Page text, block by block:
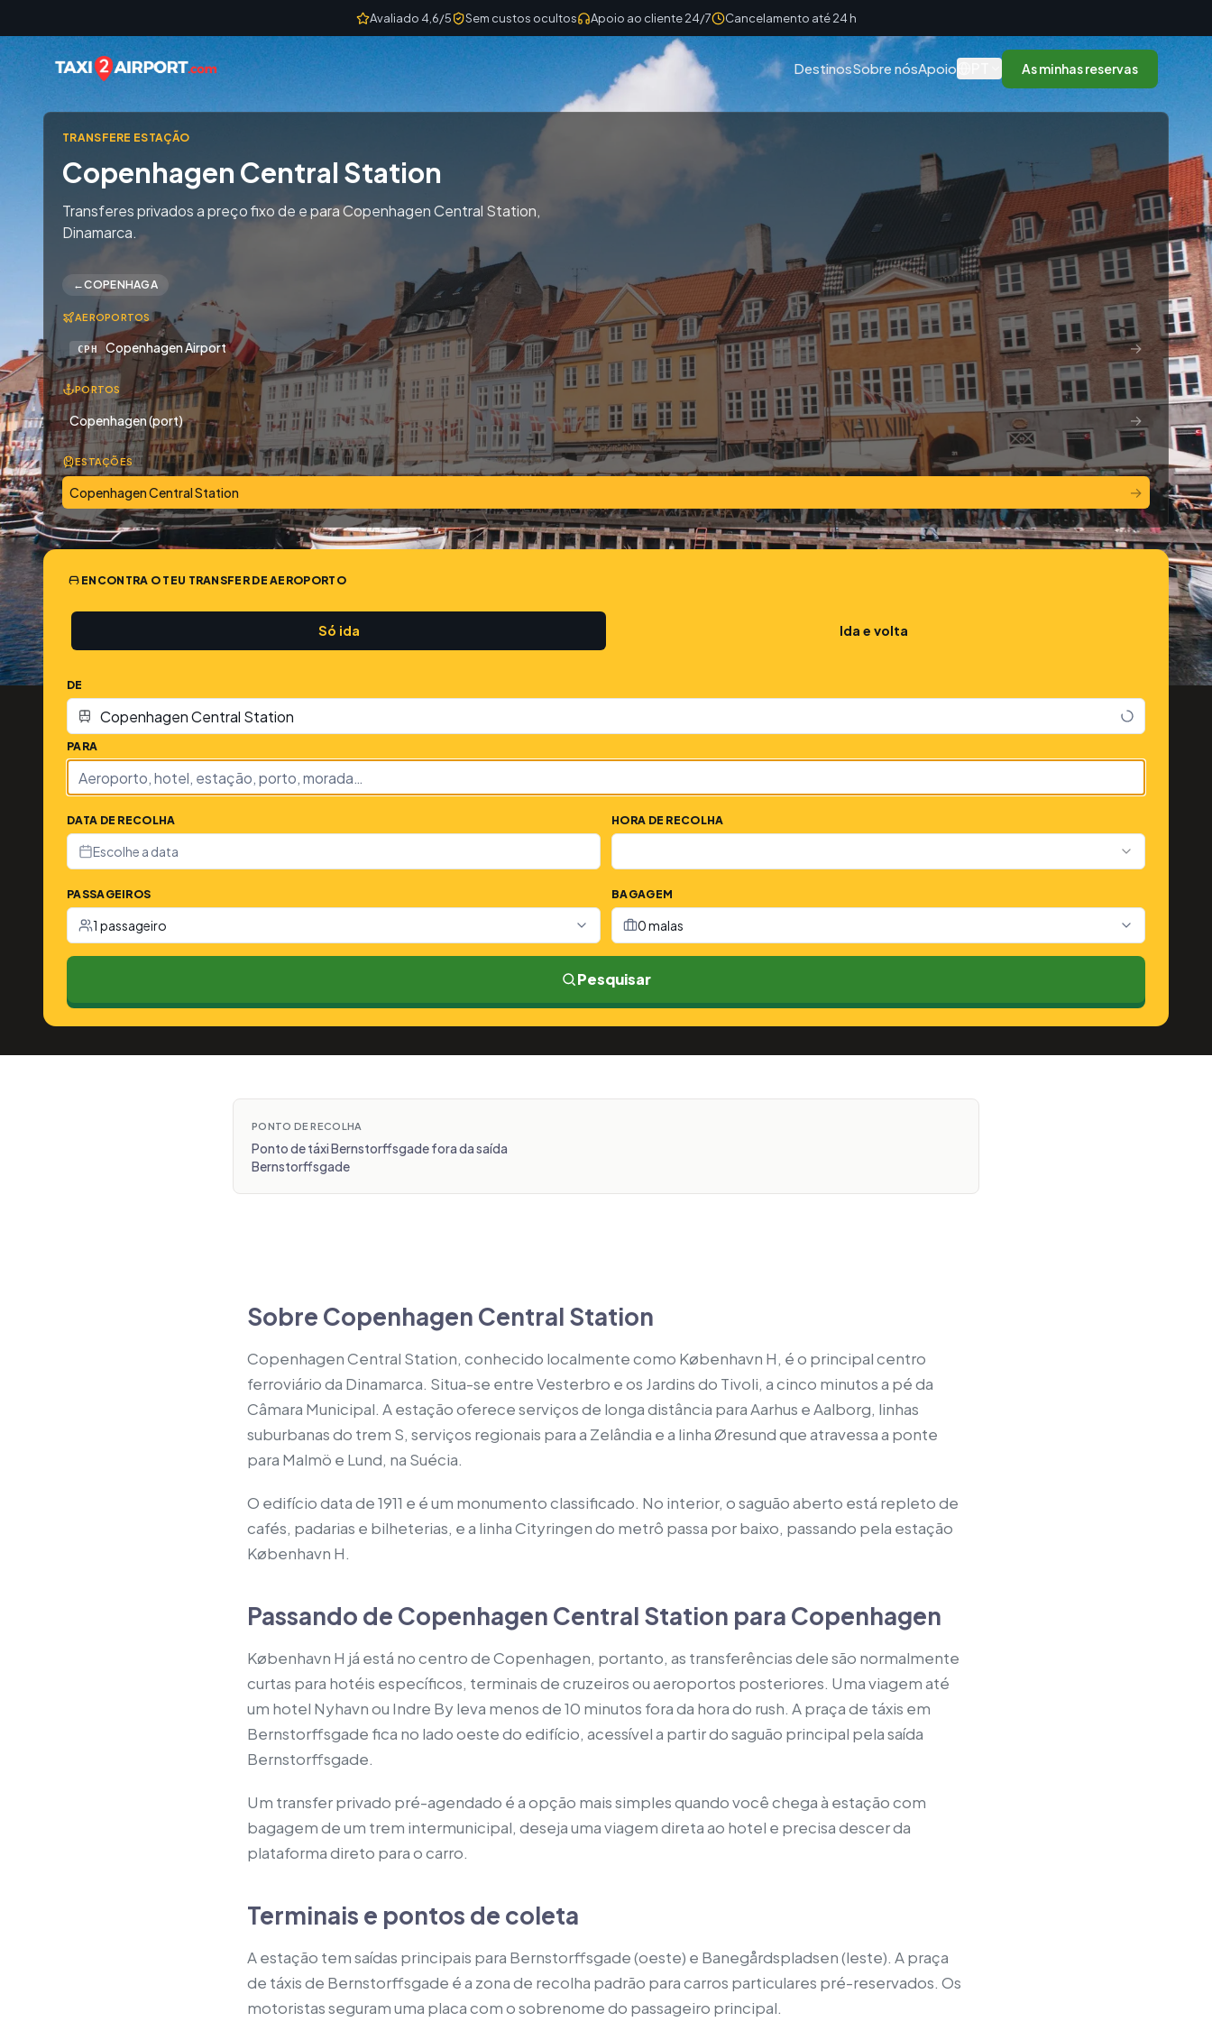
Avaliado 4,6/5 Sem custos ocultos Apoio ao cliente 24/7 Cancelamento até 24 h
DestinosSobre nósApoio As minhas reservas
TRANSFERE ESTAÇÃO
Copenhagen Central Station
Transferes privados a preço fixo de e para Copenhagen Central Station,
Dinamarca.
←COPENHAGA
AEROPORTOS
CPH Copenhagen Airport →
PORTOS
Copenhagen (port) →
ESTAÇÕES
Copenhagen Central Station →
ENCONTRA O TEU TRANSFER DE AEROPORTO
Só ida Ida e volta
DE
PARA
DATA DE RECOLHA
Escolhe a data
HORA DE RECOLHA
PASSAGEIROS
1 passageiro
BAGAGEM
0 malas
Pesquisar
PONTO DE RECOLHA
Ponto de táxi Bernstorffsgade fora da saída
Bernstorffsgade
Sobre Copenhagen Central Station
Copenhagen Central Station, conhecido localmente como København H, é o principal centro
ferroviário da Dinamarca. Situa-se entre Vesterbro e os Jardins do Tivoli, a cinco minutos a pé da
Câmara Municipal. A estação oferece serviços de longa distância para Aarhus e Aalborg, linhas
suburbanas do trem S, serviços regionais para a Zelândia e a linha Øresund que atravessa a ponte
para Malmö e Lund, na Suécia.
O edifício data de 1911 e é um monumento classificado. No interior, o saguão aberto está repleto de
cafés, padarias e bilheterias, e a linha Cityringen do metrô passa por baixo, passando pela estação
København H.
Passando de Copenhagen Central Station para Copenhagen
København H já está no centro de Copenhagen, portanto, as transferências dele são normalmente
curtas para hotéis específicos, terminais de cruzeiros ou aeroportos posteriores. Uma viagem até
um hotel Nyhavn ou Indre By leva menos de 10 minutos fora da hora do rush. A praça de táxis em
Bernstorffsgade fica no lado oeste do edifício, acessível a partir do saguão principal pela saída
Bernstorffsgade.
Um transfer privado pré-agendado é a opção mais simples quando você chega à estação com
bagagem de um trem intermunicipal, deseja uma viagem direta ao hotel e precisa descer da
plataforma direto para o carro.
Terminais e pontos de coleta
A estação tem saídas principais para Bernstorffsgade (oeste) e Banegårdspladsen (leste). A praça
de táxis de Bernstorffsgade é a zona de recolha padrão para carros particulares pré-reservados. Os
motoristas seguram uma placa com o sobrenome do passageiro principal.